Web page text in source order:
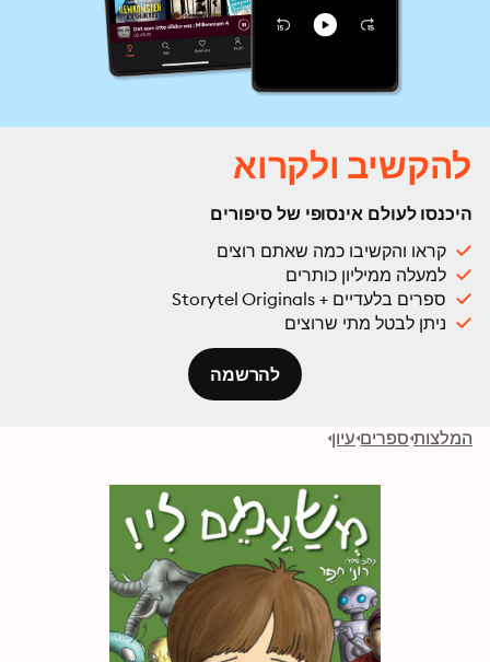
להקשיב ולקרוא
היכנסו לעולם אינסופי של סיפורים
קראו והקשיבו כמה שאתם רוצים
למעלה ממיליון כותרים
ספרים בלעדיים + Storytel Originals
ניתן לבטל מתי שרוצים
להרשמה
המלצות ספרים עיון